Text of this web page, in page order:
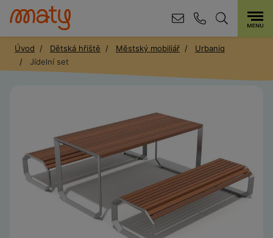
Úvod Dětská hřiště Městský mobiliář
Urbaniq
Jídelní set